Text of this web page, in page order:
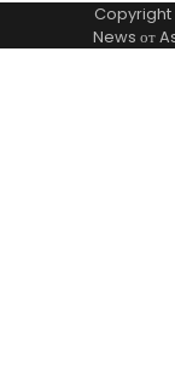
Copyright
News от